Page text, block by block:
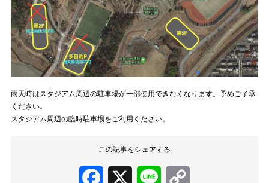
雨天時はスタジアム周辺の駐車場が一部使用できなくなります。予めご了承
ください。
スタジアム周辺の臨時駐車場をご利用ください。
この記事をシェアする
Facebook Line